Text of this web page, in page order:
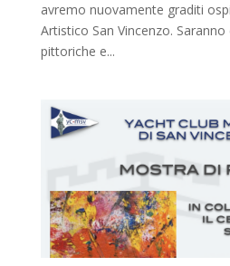
avremo nuovamente graditi
Artistico San Vincenzo.
pittoriche e...